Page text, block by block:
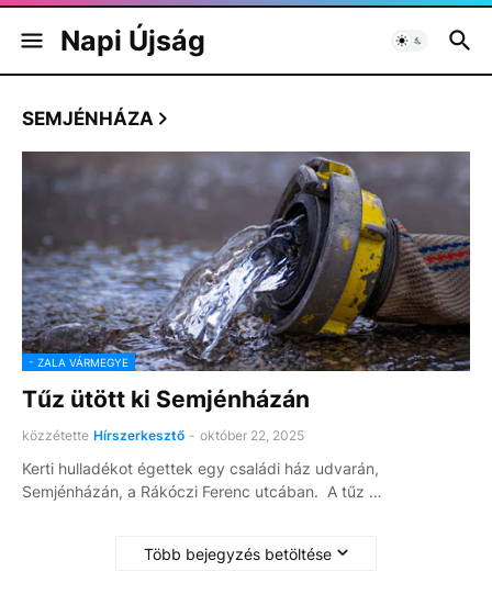
Napi Újság
SEMJÉNHÁZA
- ZALA VÁRMEGYE
Tűz ütött ki Semjénházán
közzétette Hírszerkesztő - október 22, 2025
Kerti hulladékot égettek egy családi ház udvarán,
Semjénházán, a Rákóczi Ferenc utcában. A tűz …
Több bejegyzés betöltése